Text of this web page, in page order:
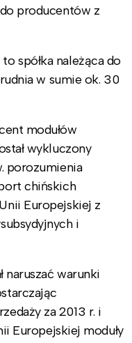
producentów z
spółka należąca do
w sumie ok. 30
modułów
wykluczony
porozumienia
chińskich
Europejskiej z
i
naruszać warunki
za 2013 r. i
Europejskiej moduły